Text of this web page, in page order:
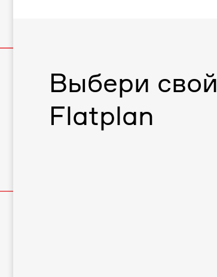
Выбери свой
Flatplan